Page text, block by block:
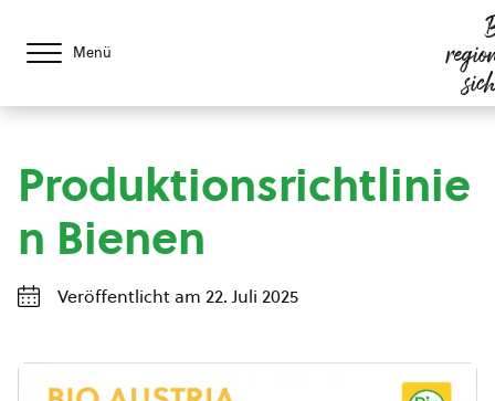
Menü
Produktionsrichtlinie
n Bienen
Veröffentlicht am 22. Juli 2025